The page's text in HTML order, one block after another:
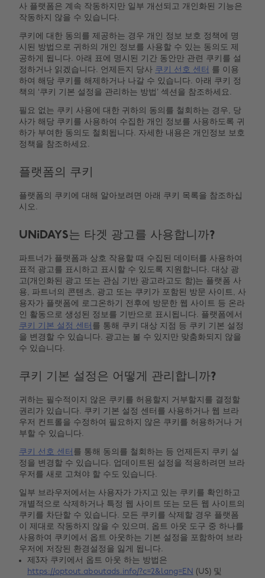
사 플랫폼은 계속 작동하지만 일부 개선되고 개인화된 기능은
작동하지 않을 수 있습니다.
쿠키에 대한 동의를 제공하는 경우 개인 정보 보호 정책에 명
시된 방법으로 귀하의 개인 정보를 사용할 수 있는 동의도 제
공하게 됩니다. 아래 표에 명시된 기간 동안만 관련 쿠키를 설
정하거나 읽겠습니다. 언제든지 당사 쿠키 선호 센터 를 이용
하여 해당 쿠키를 해제하거나 나갈 수 있습니다. 아래 쿠키 정
책의 ‘쿠키 기본 설정을 관리하는 방법’ 섹션을 참조하세요.
필요 없는 쿠키 사용에 대한 귀하의 동의를 철회하는 경우, 당
사가 해당 쿠키를 사용하여 수집한 개인 정보를 사용하도록 귀
하가 부여한 동의도 철회됩니다. 자세한 내용은 개인정보 보호
정책을 참조하세요.
플랫폼의 쿠키
플랫폼의 쿠키에 대해 알아보려면 아래 쿠키 목록을 참조하십
시오.
UNiDAYS는 타겟 광고를 사용합니까?
파트너가 플랫폼과 상호 작용할 때 수집된 데이터를 사용하여
표적 광고를 표시하고 표시할 수 있도록 지원합니다. 대상 광
고(개인화된 광고 또는 관심 기반 광고라고도 함)는 플랫폼 사
용, 파트너의 콘텐츠, 광고 또는 쿠키가 포함된 방문 사이트, 사
용자가 플랫폼에 로그온하기 전후에 방문한 웹 사이트 등 온라
인 활동으로 생성된 정보를 기반으로 표시됩니다. 플랫폼에서
쿠키 기본 설정 센터 를 통해 쿠키 대상 지점 등 쿠키 기본 설정
을 변경할 수 있습니다. 광고는 볼 수 있지만 맞춤화되지 않을
수 있습니다.
쿠키 기본 설정은 어떻게 관리합니까?
귀하는 필수적이지 않은 쿠키를 허용할지 거부할지를 결정할
권리가 있습니다. 쿠키 기본 설정 센터를 사용하거나 웹 브라
우저 컨트롤을 수정하여 필요하지 않은 쿠키를 허용하거나 거
부할 수 있습니다.
쿠키 선호 센터 를 통해 동의를 철회하는 등 언제든지 쿠키 설
정을 변경할 수 있습니다. 업데이트된 설정을 적용하려면 브라
우저를 새로 고쳐야 할 수도 있습니다.
일부 브라우저에서는 사용자가 가지고 있는 쿠키를 확인하고
개별적으로 삭제하거나 특정 웹 사이트 또는 모든 웹 사이트의
쿠키를 차단할 수 있습니다. 모든 쿠키를 삭제할 경우 플랫폼
이 제대로 작동하지 않을 수 있으며, 옵트 아웃 도구 중 하나를
사용하여 쿠키에서 옵트 아웃하는 기본 설정을 포함하여 브라
우저에 저장된 환경설정을 잃게 됩니다.
제3자 쿠키에서 옵트 아웃 하는 방법은
https://optout.aboutads.info/?c=2&lang=EN (US) 및